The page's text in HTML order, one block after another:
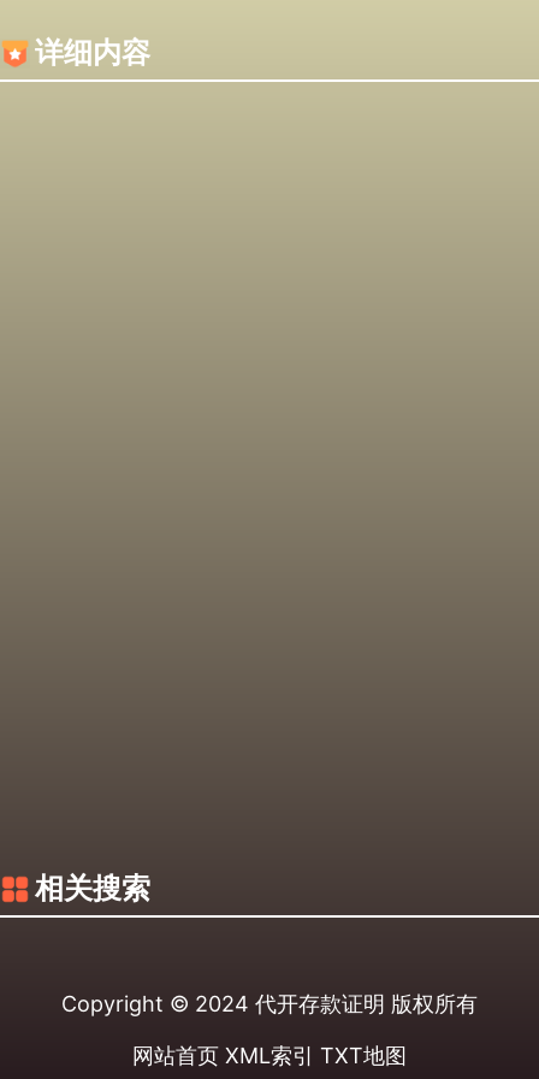
详细内容
相关搜索
Copyright © 2024 代开存款证明 版权所有
网站首页 XML索引 TXT地图